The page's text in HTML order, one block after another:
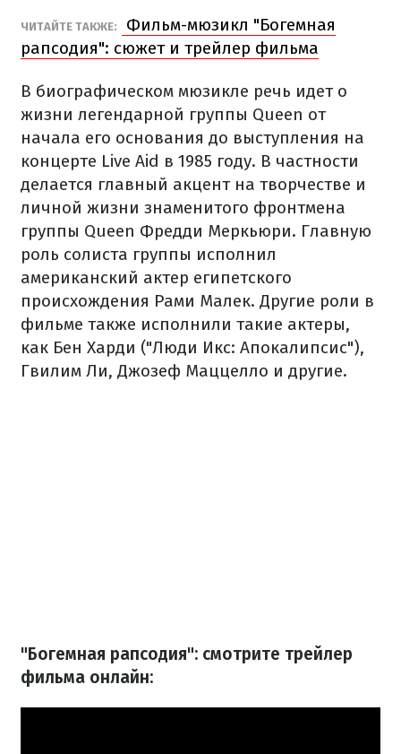
ЧИТАЙТЕ ТАКЖЕ:
Фильм-мюзикл "Богемная
рапсодия": сюжет и трейлер фильма
В биографическом мюзикле речь идет о
жизни легендарной группы Queen от
начала его основания до выступления на
концерте Live Aid в 1985 году. В частности
делается главный акцент на творчестве и
личной жизни знаменитого фронтмена
группы Queen Фредди Меркьюри. Главную
роль солиста группы исполнил
американский актер египетского
происхождения Рами Малек. Другие роли в
фильме также исполнили такие актеры,
как Бен Харди ("Люди Икс: Апокалипсис"),
Гвилим Ли, Джозеф Маццелло и другие.
"Богемная рапсодия": смотрите трейлер
фильма онлайн: